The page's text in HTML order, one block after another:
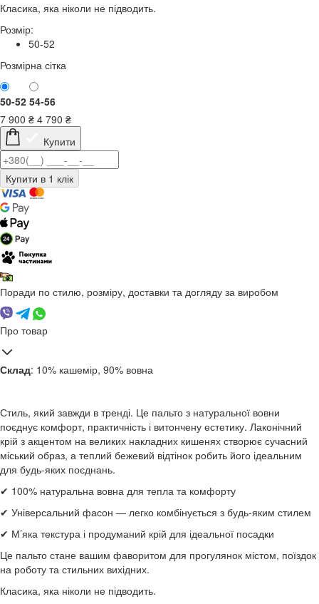
Класика, яка ніколи не підводить.
Розмір:
50-52
Розмірна сітка
50-52 54-56
7 900 ₴ 4 790 ₴
Купити
Поради по стилю, розміру, доставки та догляду за виробом
Про товар
Склад: 10% кашемір, 90% вовна
Стиль, який завжди в тренді. Це пальто з натуральної вовни
поєднує комфорт, практичність і витончену естетику. Лаконічний
крій з акцентом на великих накладних кишенях створює сучасний
міський образ, а теплий бежевий відтінок робить його ідеальним
для будь-яких поєднань.
✔ 100% натуральна вовна для тепла та комфорту
✔ Універсальний фасон — легко комбінується з будь-яким стилем
✔ М’яка текстура і продуманий крій для ідеальної посадки
Це пальто стане вашим фаворитом для прогулянок містом, поїздок
на роботу та стильних вихідних.
Класика, яка ніколи не підводить.